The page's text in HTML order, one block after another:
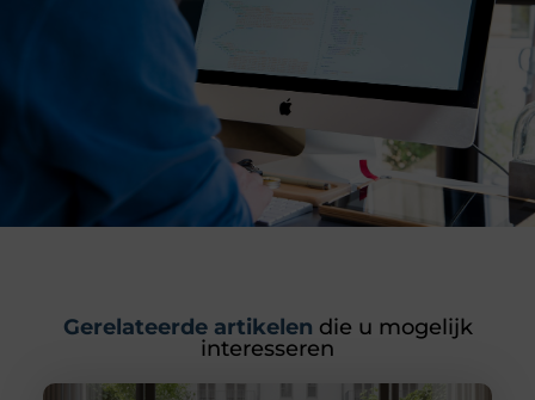
Gerelateerde artikelen die u mogelijk
interesseren